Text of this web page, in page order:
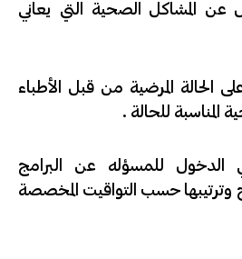
عن المشاكل الصحية التي يعاني
الحالة المرضية من قبل الأطباء
المناسبة للحالة .
الدخول للمسؤله عن البرامج
وترتيبها حسب التواقيت المخصصة